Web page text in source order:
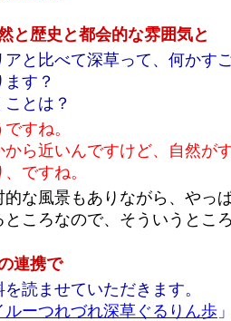
と歴史と都会的な雰囲気と
アと比べて深草って、何かす
す？
とは？
すね。
から近いんですけど、自然が
ですね。
的な風景もありながら、やっ
ところなので、そういうとこ
連携で
読ませていただきます。
ルーつれづれ深草ぐるりん歩